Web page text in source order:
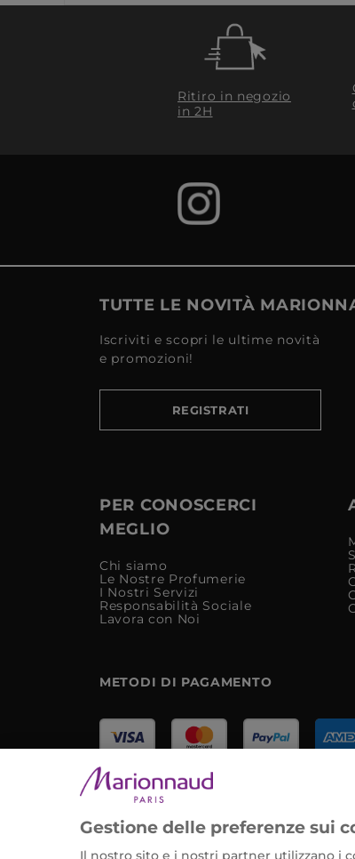
Ritiro in negozio
in 2H
TUTTE LE NOVITÀ
Iscriviti e scopri le ultime novità
e promozioni!
REGISTRATI
PER CONOSCERCI
MEGLIO
Chi siamo
Le Nostre Profumerie
I Nostri Servizi
Responsabilità Sociale
Lavora con Noi
METODI DI PAGAMENTO
Marionnaud Parfumeries Italia S.r.l.
Largo Fiera Milano 5, 20017 Rho (MI)
REA Milano 1650024 con P.IVA
Gestione delle preferenze sui
Il nostro sito e i nostri partner utilizzano i